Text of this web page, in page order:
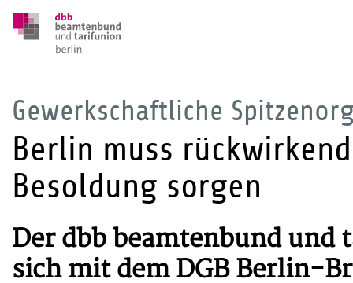
Gewerkschaftliche
Berlin muss
Besoldung sorgen
Der dbb beamtenbund
sich mit dem DGB Berlin-